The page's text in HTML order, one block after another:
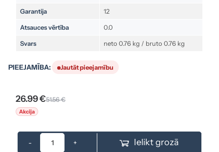
Garantija 12
Atsauces vērtība 0.0
Svars neto 0.76 kg / bruto 0.76 kg
PIEEJAMĪBA: Jautāt pieejamību
26.99 €51.56 €
Akcija
- + Ielikt grozā